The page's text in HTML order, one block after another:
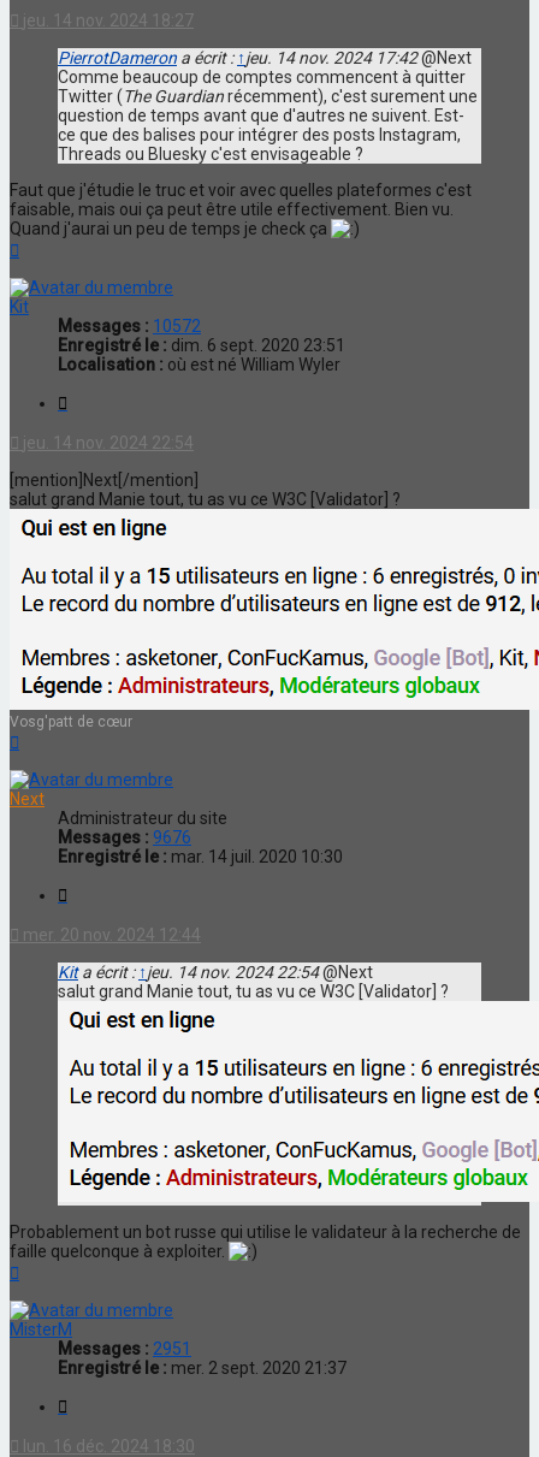
jeu. 14 nov. 2024 18:27
PierrotDameron a écrit : ↑jeu. 14 nov. 2024 17:42@Next
Comme beaucoup de comptes commencent à quitter
Twitter (The Guardianrécemment), c'est surement une
question de temps avant que d'autres ne suivent. Est-
ce que des balises pour intégrer des posts Instagram,
Threads ou Bluesky c'est envisageable ?
Faut que j'étudie le truc et voir avec quelles plateformes c'est
faisable, mais oui ça peut être utile effectivement. Bien vu.
Quand j'aurai un peu de temps je check ça
Kit
Messages : 10572
Enregistré le : dim. 6 sept. 2020 23:51
Localisation : où est né William Wyler
jeu. 14 nov. 2024 22:54
[mention]Next[/mention]
salut grand Manie tout, tu as vu ce W3C [Validator] ?
Vosg'patt de cœur
Next
Administrateur du site
Messages : 9676
Enregistré le : mar. 14 juil. 2020 10:30
mer. 20 nov. 2024 12:44
Kita écrit : ↑jeu. 14 nov. 2024 22:54@Next
salut grand Manie tout, tu as vu ce W3C [Validator] ?
Probablement un bot russe qui utilise le validateur à la recherche de
faille quelconque à exploiter.
MisterM
Messages : 2951
Enregistré le : mer. 2 sept. 2020 21:37
lun. 16 déc. 2024 18:30